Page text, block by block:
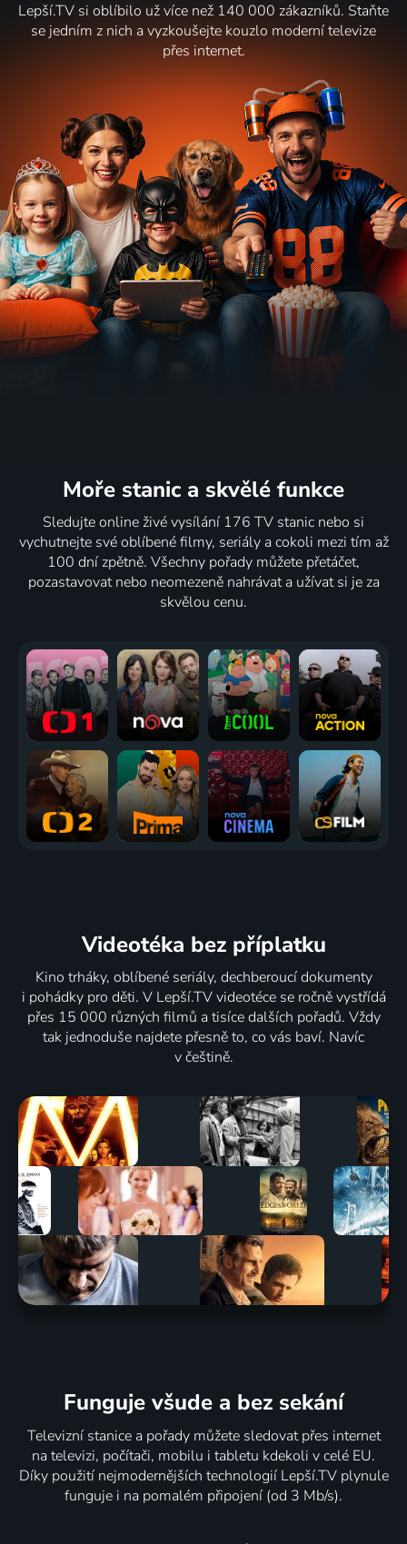
Lepší.TV si oblíbilo už více než 140 000 zákazníků. Staňte
se jedním z nich a vyzkoušejte kouzlo moderní televize
přes internet.
Moře stanic a skvělé funkce
Sledujte online živé vysílání 176 TV stanic nebo si
vychutnejte své oblíbené filmy, seriály a cokoli mezi tím až
100 dní zpětně. Všechny pořady můžete přetáčet,
pozastavovat nebo neomezeně nahrávat a užívat si je za
skvělou cenu.
Videotéka bez příplatku
Kino trháky, oblíbené seriály, dechberoucí dokumenty
i pohádky pro děti. V Lepší.TV videotéce se ročně vystřídá
přes 15 000 různých filmů a tisíce dalších pořadů. Vždy
tak jednoduše najdete přesně to, co vás baví. Navíc
v češtině.
Funguje všude a bez sekání
Televizní stanice a pořady můžete sledovat přes internet
na televizi, počítači, mobilu i tabletu kdekoli v celé EU.
Díky použití nejmodernějších technologií Lepší.TV plynule
funguje i na pomalém připojení (od 3 Mb/s).